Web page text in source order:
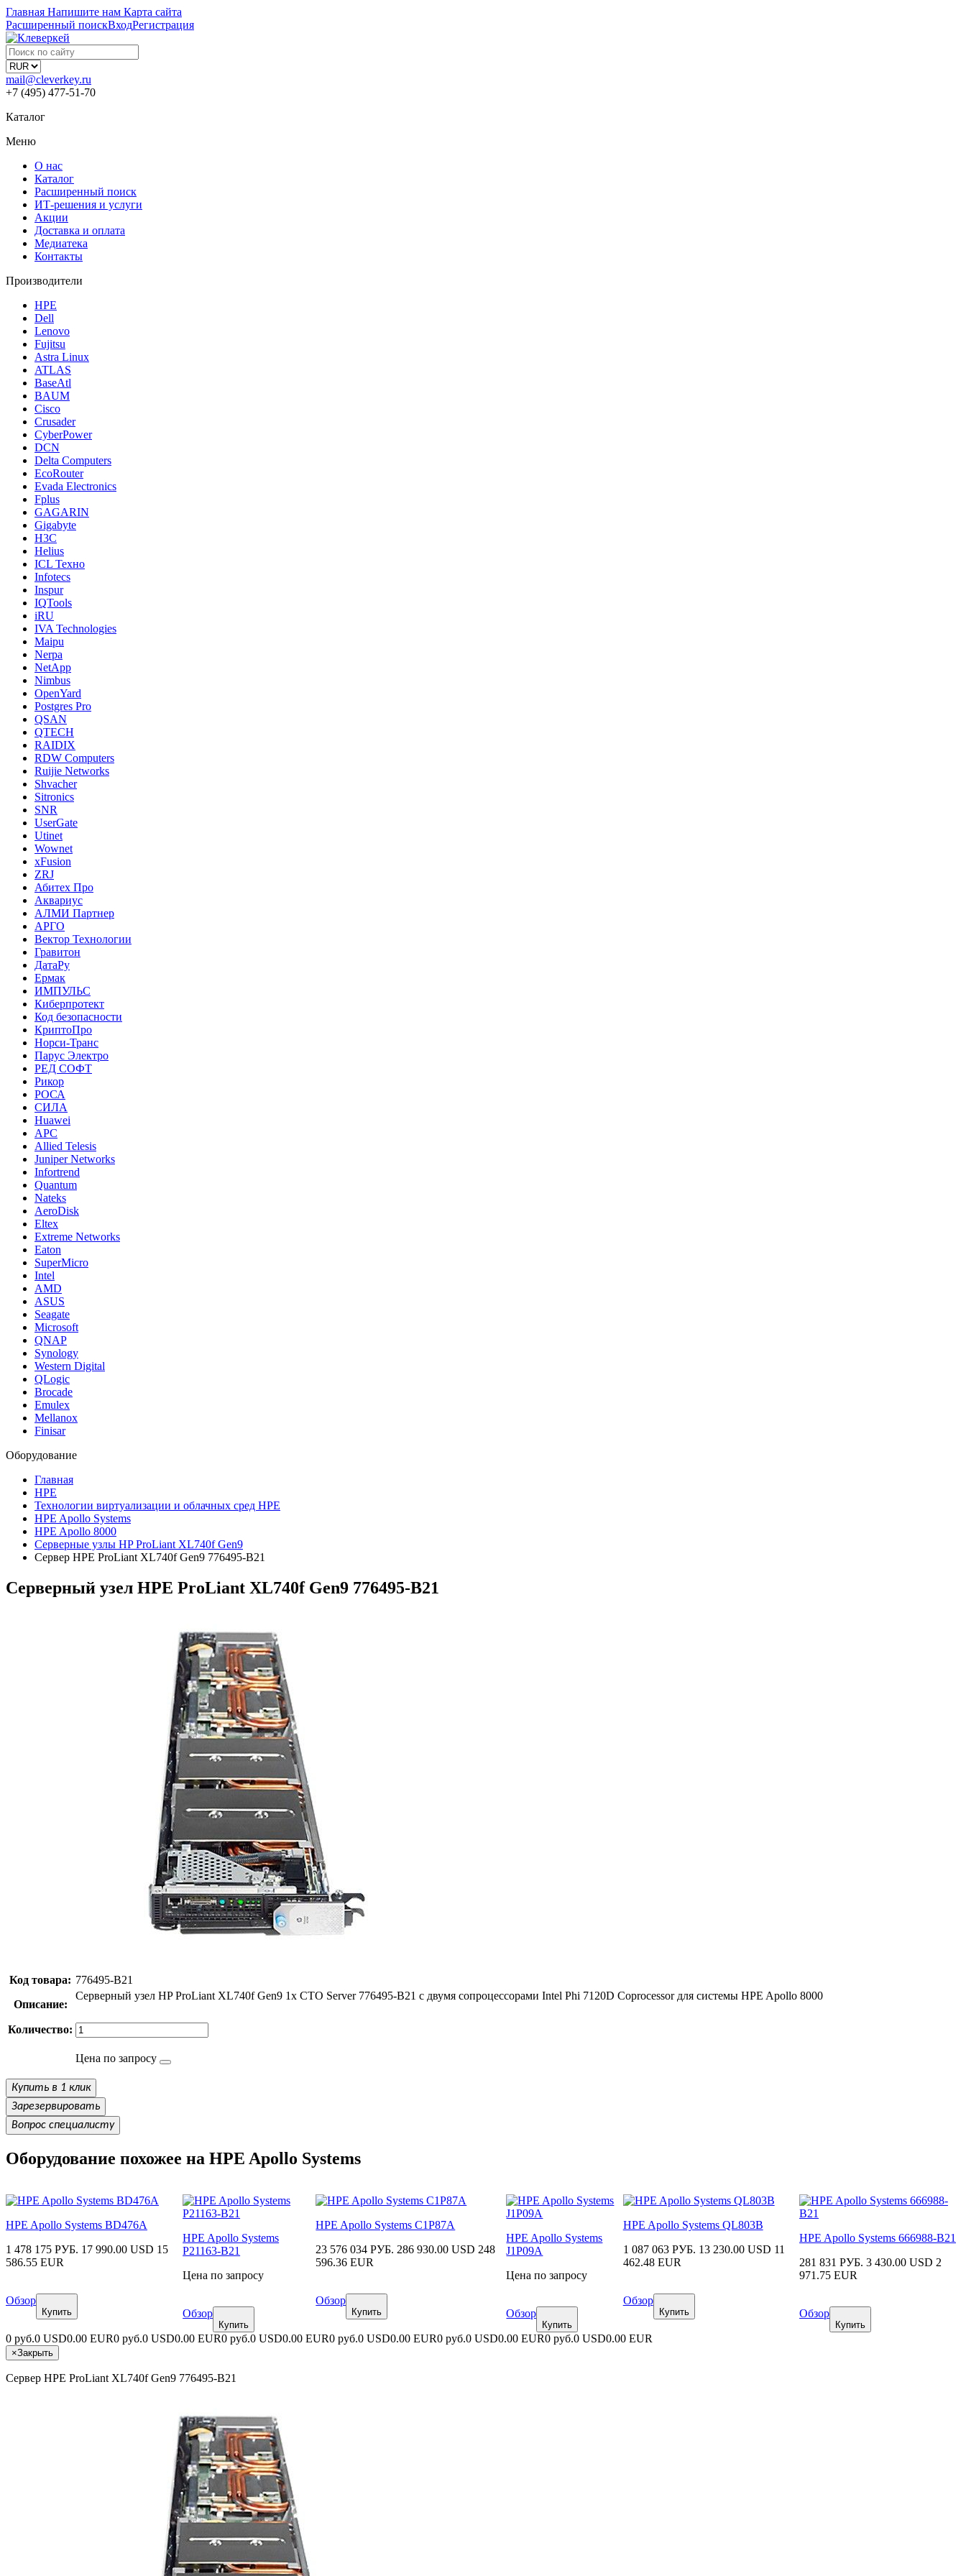
Главная Напишите нам Карта сайта
Расширенный поискВходРегистрация
mail@cleverkey.ru
+7 (495) 477-51-70
Каталог
Меню
О нас
Каталог
Расширенный поиск
ИТ-решения и услуги
Акции
Доставка и оплата
Медиатека
Контакты
Производители
HPE
Dell
Lenovo
Fujitsu
Astra Linux
ATLAS
BaseAtl
BAUM
Cisco
Crusader
CyberPower
DCN
Delta Computers
EcoRouter
Evada Electronics
Fplus
GAGARIN
Gigabyte
H3C
Helius
ICL Техно
Infotecs
Inspur
IQTools
iRU
IVA Technologies
Maipu
Nerpa
NetApp
Nimbus
OpenYard
Postgres Pro
QSAN
QTECH
RAIDIX
RDW Computers
Ruijie Networks
Shvacher
Sitronics
SNR
UserGate
Utinet
Wownet
xFusion
ZRJ
Абитех Про
Аквариус
АЛМИ Партнер
АРГО
Вектор Технологии
Гравитон
ДатаРу
Ермак
ИМПУЛЬС
Киберпротект
Код безопасности
КриптоПро
Норси-Транс
Парус Электро
РЕД СОФТ
Рикор
РОСА
СИЛА
Huawei
APC
Allied Telesis
Juniper Networks
Infortrend
Quantum
Nateks
AeroDisk
Eltex
Extreme Networks
Eaton
SuperMicro
Intel
AMD
ASUS
Seagate
Microsoft
QNAP
Synology
Western Digital
QLogic
Brocade
Emulex
Mellanox
Finisar
Оборудование
Главная
HPE
Технологии виртуализации и облачных сред HPE
HPE Apollo Systems
HPE Apollo 8000
Серверные узлы HP ProLiant XL740f Gen9
Сервер HPE ProLiant XL740f Gen9 776495-B21
Серверный узел HPE ProLiant XL740f Gen9 776495-B21
Код товара: 776495-B21
Описание:
Серверный узел HP ProLiant XL740f Gen9 1x CTO Server 776495-B21 c двумя сопроцессорами Intel Phi 7120D Coprocessor для системы HPE Apollo 8000
Количество:
Цена по запросу
Купить в 1 клик
Зарезервировать
Вопрос специалисту
Оборудование похожее на HPE Apollo Systems
HPE Apollo Systems BD476A
1 478 175 РУБ. 17 990.00 USD 15
586.55 EUR
Обзор
Купить
HPE Apollo Systems
P21163-B21
Цена по запросу
Обзор
Купить
HPE Apollo Systems C1P87A
23 576 034 РУБ. 286 930.00 USD 248
596.36 EUR
Обзор
Купить
HPE Apollo Systems
J1P09A
Цена по запросу
Обзор
Купить
HPE Apollo Systems QL803B
1 087 063 РУБ. 13 230.00 USD 11
462.48 EUR
Обзор
Купить
HPE Apollo Systems 666988-B21
281 831 РУБ. 3 430.00 USD 2
971.75 EUR
Обзор
Купить
0 руб.0 USD0.00 EUR0 руб.0 USD0.00 EUR0 руб.0 USD0.00 EUR0 руб.0 USD0.00 EUR0 руб.0 USD0.00 EUR0 руб.0 USD0.00 EUR
×Закрыть
Сервер HPE ProLiant XL740f Gen9 776495-B21